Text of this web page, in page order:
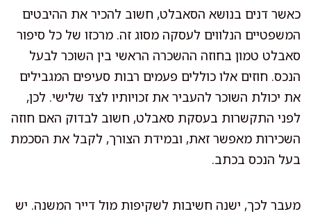
כאשר דנים בנושא הסאבלט, חשוב להכיר את ההיבטים
המשפטיים הנלווים לעסקה מסוג זה. מרכזו של כל סיפור
סאבלט טמון בחוזה ההשכרה הראשי בין השוכר לבעל
הנכס. חוזים אלו כוללים פעמים רבות סעיפים המגבילים
את יכולת השוכר להעביר את זכויותיו לצד שלישי. לכן,
לפני התקשרות בעסקת סאבלט, חשוב לבדוק האם חוזה
השכירות מאפשר זאת, ובמידת הצורך, לקבל את הסכמת
בעל הנכס בכתב.
מעבר לכך, ישנה חשיבות לשקיפות מול דייר המשנה. יש